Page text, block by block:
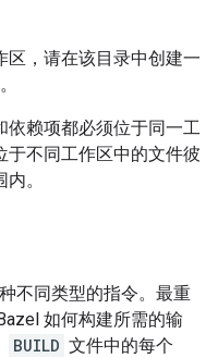
区，请在该目录中创建一
依赖项都必须位于同一工
于不同工作区中的文件彼
。
不同类型的指令。最重
如何构建所需的输
BUILD 文件中的每个